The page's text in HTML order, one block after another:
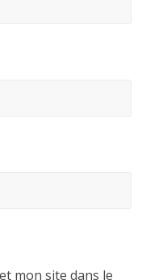
mon site dans le